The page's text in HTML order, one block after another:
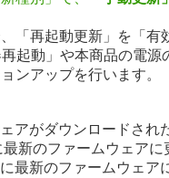
「再起動更新」を「有
起動」や本商品の電源
ンアップを行います。
アがダウンロードされ
新のファームウェア
最新のファームウェア